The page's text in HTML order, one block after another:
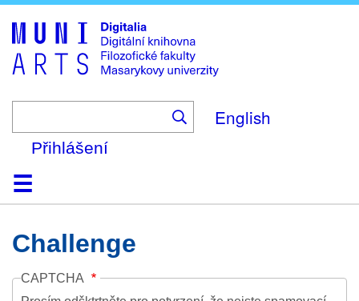
to
main
content
English
Přihlášení
DomůKolekce
Prohlížení
Vyhledávání
O platformě
Nápověda
KontaktDigitalia
Challenge
CAPTCHA